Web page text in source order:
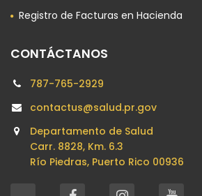
Registro de Facturas en Hacienda
CONTÁCTANOS
787-765-2929
contactus@salud.pr.gov
Departamento de Salud
Carr. 8828, Km. 6.3
Río Piedras, Puerto Rico 00936